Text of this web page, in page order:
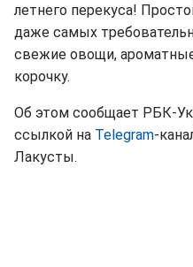
летнего перекуса!
даже самых
свежие овощи,
корочку.
Об этом сообщает РБК-
ссылкой на Telegram-
Лакусты.